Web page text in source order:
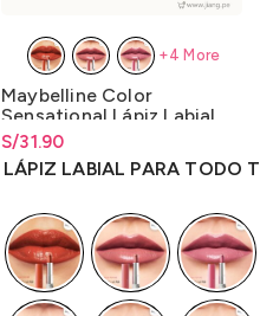
Maybelline Color
Sensational Lápiz Labial
para Todo Tipo de Piel
4.2g.
S/31.90
Rango de precios: desde
S/31.90hasta S/31.90
LÁPIZ LABIAL PARA TODO
+4 More